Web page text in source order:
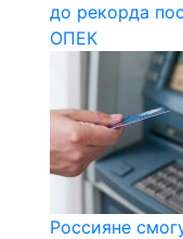
до рекорда
ОПЕК
Россияне